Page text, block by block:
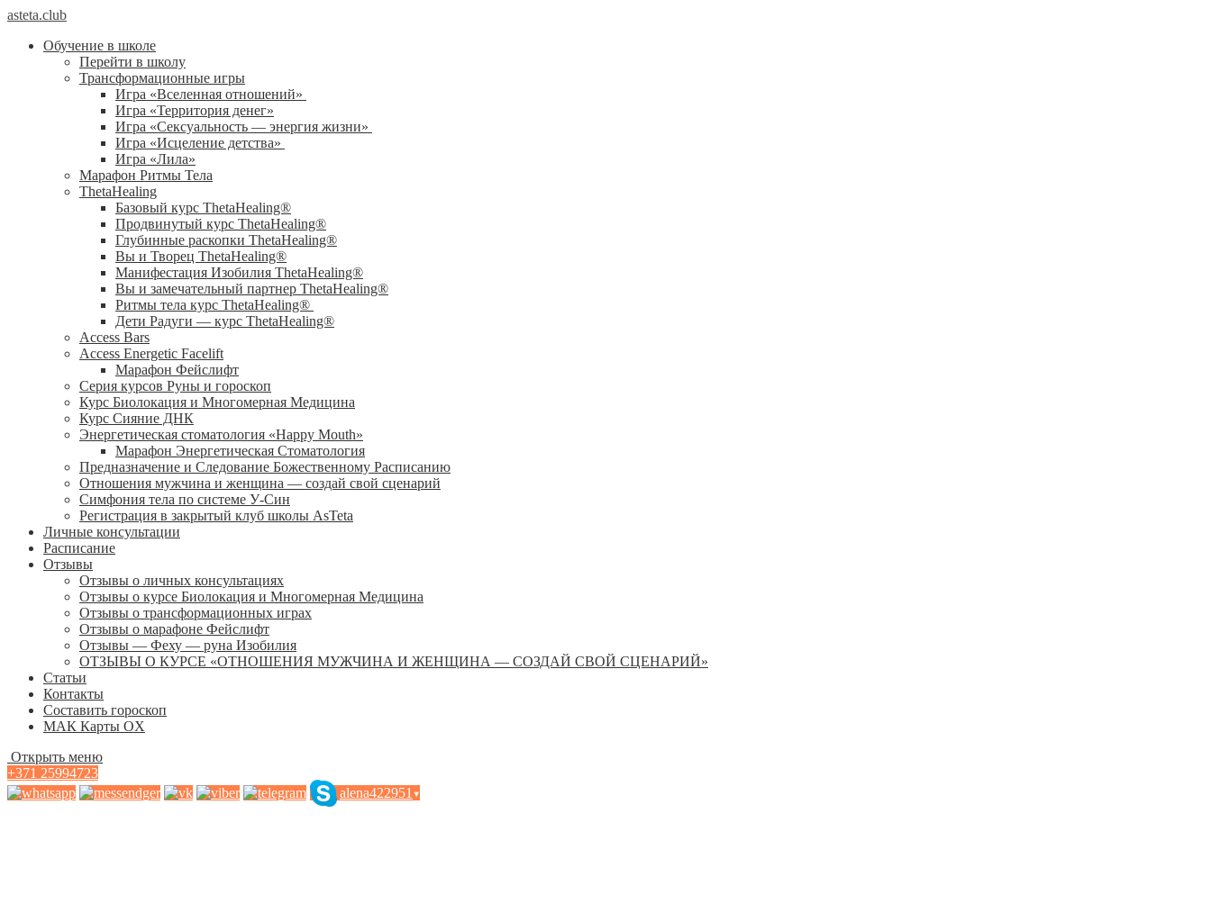
asteta.club
Обучение в школе
Перейти в школу
Трансформационные игры
Игра «Вселенная отношений»
Игра «Территория денег»
Игра «Сексуальность — энергия жизни»
Игра «Исцеление детства»
Игра «Лила»
Марафон Ритмы Тела
ThetaHealing
Базовый курс ThetaHealing®
Продвинутый курс ThetaHealing®
Глубинные раскопки ThetaHealing®
Вы и Творец ThetaHealing®
Манифестация Изобилия ThetaHealing®
Вы и замечательный партнер ThetaHealing®
Ритмы тела курс ThetaHealing®
Дети Радуги — курс ThetaHealing®
Access Bars
Access Energetic Facelift
Марафон Фейслифт
Серия курсов Руны и гороскоп
Курс Биолокация и Многомерная Медицина
Курс Сияние ДНК
Энергетическая стоматология «Happy Mouth»
Марафон Энергетическая Cтоматология
Предназначение и Следование Божественному Расписанию
Отношения мужчина и женщина — создай свой сценарий
Симфония тела по системе У-Син
Регистрация в закрытый клуб школы AsTeta
Личные консультации
Расписание
Отзывы
Отзывы о личных консультациях
Отзывы о курсе Биолокация и Многомерная Медицина
Отзывы о трансформационных играх
Отзывы о марафоне Фейслифт
Отзывы — Феху — руна Изобилия
ОТЗЫВЫ О КУРСЕ «ОТНОШЕНИЯ МУЖЧИНА И ЖЕНЩИНА — СОЗДАЙ СВОЙ СЦЕНАРИЙ»
Статьи
Контакты
Составить гороскоп
МАК Карты OХ
Открыть меню
+371 25994723
alena422951 ▾